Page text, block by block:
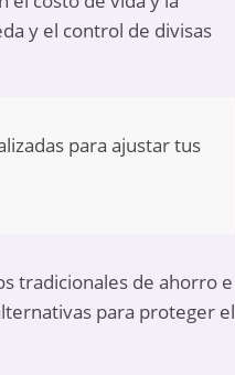
y el control de divisas
para ajustar tus
tradicionales de ahorro e
para proteger el